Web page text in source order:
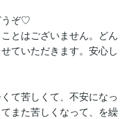
うぞ♡
とはございません。どん
ていただきます。安心し
て苦しくて、不安になっ
また苦しくなって、を繰